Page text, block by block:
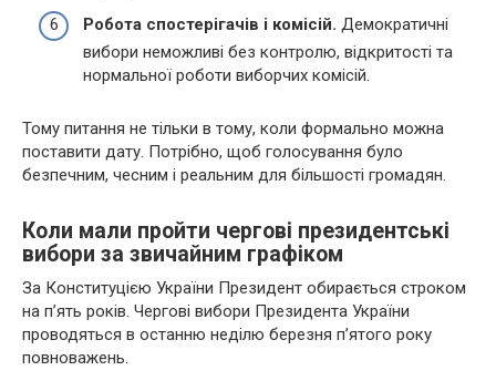
Робота спостерігачів і комісій. Демократичні
вибори неможливі без контролю, відкритості та
нормальної роботи виборчих комісій.
Тому питання не тільки в тому, коли формально можна
поставити дату. Потрібно, щоб голосування було
безпечним, чесним і реальним для більшості громадян.
Коли мали пройти чергові президентські
вибори за звичайним графіком
За Конституцією України Президент обирається строком
на п’ять років. Чергові вибори Президента України
проводяться в останню неділю березня п’ятого року
повноважень.